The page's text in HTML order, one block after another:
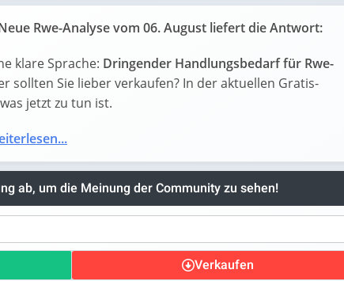
Rwe-Analyse vom 06. August liefert die Antwort:
klare Sprache: Dringender Handlungsbedarf für Rwe-
sollten Sie lieber verkaufen? In der aktuellen Gratis-
jetzt zu tun ist.
ab, um die Meinung der Community zu sehen!
Verkaufen